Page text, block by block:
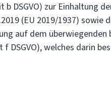
DSGVO) zur Einhaltung
(EU 2019/1937)
auf dem
DSGVO), welches darin